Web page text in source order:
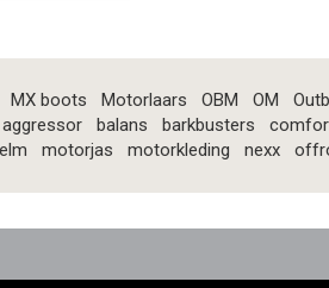
MX boots Motorlaars OBM OM
aggressor balans barkbusters
motorjas motorkleding nexx